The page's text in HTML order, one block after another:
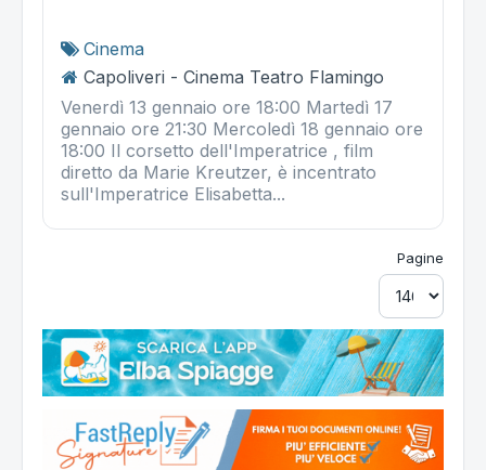
Cinema
Capoliveri - Cinema Teatro Flamingo
Venerdì 13 gennaio ore 18:00 Martedì 17
gennaio ore 21:30 Mercoledì 18 gennaio ore
18:00 Il corsetto dell'Imperatrice , film
diretto da Marie Kreutzer, è incentrato
sull'Imperatrice Elisabetta...
Pagine